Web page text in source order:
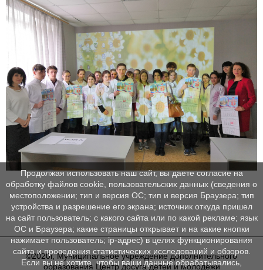
©2020г, Муниципальное учреждение дополнительного
образования Центр досуга детей и молодежи
Продолжая использовать наш сайт, вы даете согласие на
обработку файлов cookie, пользовательских данных (сведения о
местоположении; тип и версия ОС; тип и версия Браузера; тип
устройства и разрешение его экрана; источник откуда пришел
на сайт пользователь; с какого сайта или по какой рекламе; язык
ОС и Браузера; какие страницы открывает и на какие кнопки
нажимает пользователь; ip-адрес) в целях функционирования
сайта и проведения статистических исследований и обзоров.
Если вы не хотите, чтобы ваши данные обрабатывались,